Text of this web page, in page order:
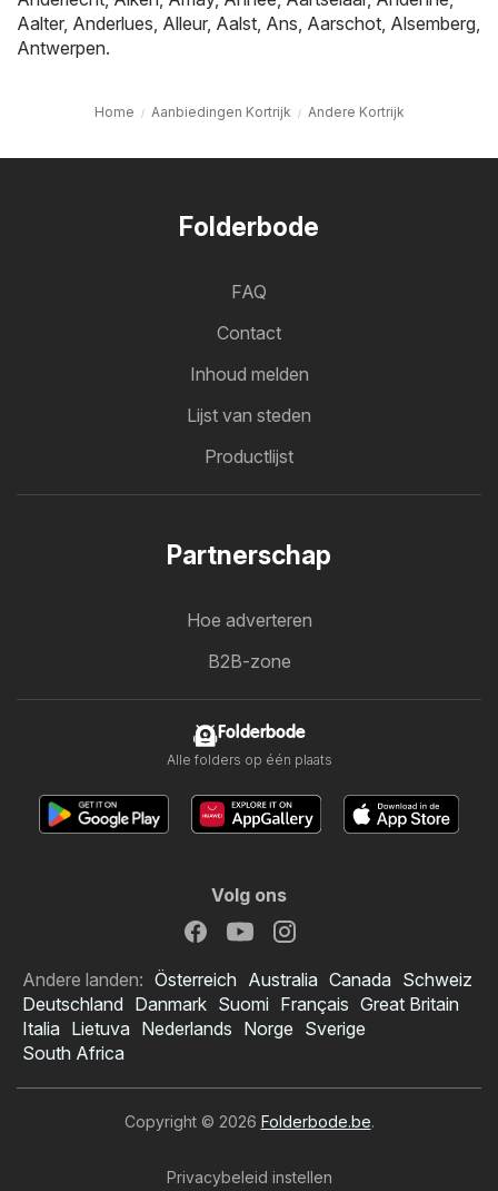
Aalter, Anderlues Alleur, Aalst Ans Aarschot Alsemberg
Antwerpen.
Home Aanbiedingen Kortrijk Andere Kortrijk
Folderbode
FAQ
Contact
Inhoud melden
Lijst van steden
Productlijst
Partnerschap
Hoe adverteren
B2B-zone
Folderbode
Alle folders op één plaats
Volg ons
Andere landen: Österreich Australia Canada Schweiz
Deutschland Danmark Suomi Français Great Britain
Italia Lietuva Nederlands Norge Sverige
South Africa
Copyright © 2026 Folderbode.be.
Privacybeleid instellen